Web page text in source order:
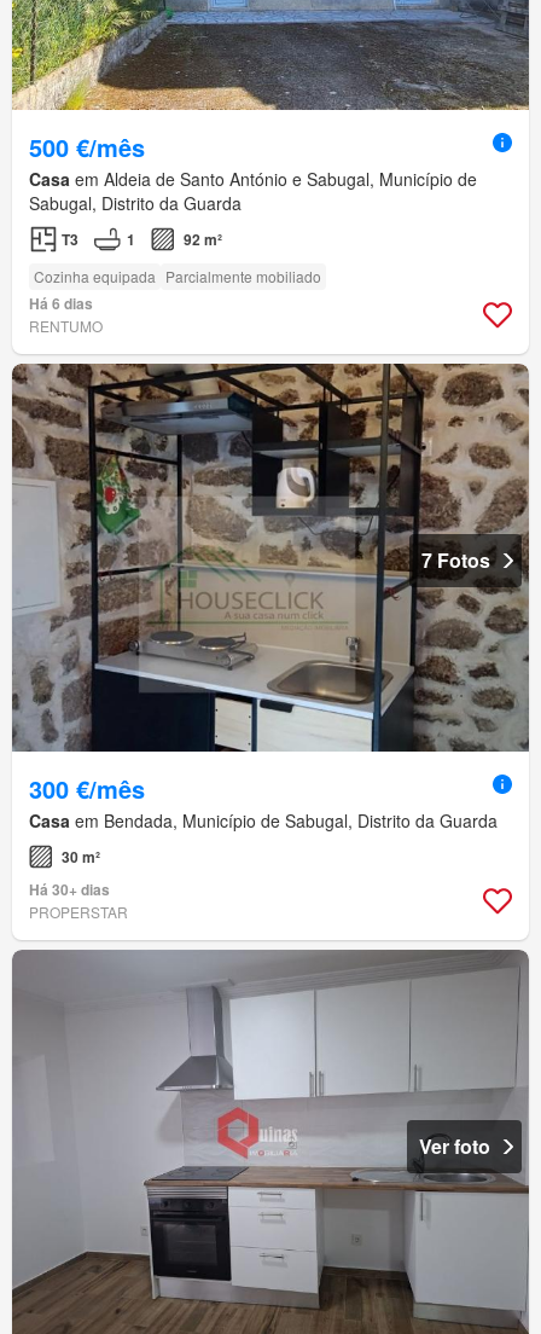
500 €/mês
Casa em Aldeia de Santo António e Sabugal, Município de
Sabugal, Distrito da Guarda
T3 1 92 m²
Cozinha equipada Parcialmente mobiliado
Há 6 dias
RENTUMO
7 Fotos
300 €/mês
Casa em Bendada, Município de Sabugal, Distrito da Guarda
30 m²
Há 30+ dias
PROPERSTAR
Ver foto